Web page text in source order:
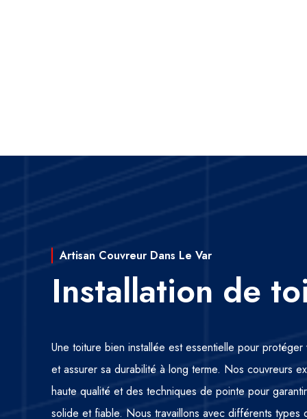
Artisan Couvreur Dans Le Var
Installation de
Une toiture bien installée est essentielle pour
et assurer sa durabilité à long terme. Nos couvreurs
haute qualité et des techniques de pointe pour
solide et fiable. Nous travaillons avec différents types